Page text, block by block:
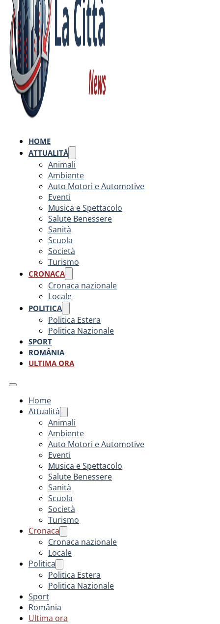
HOME
ATTUALITÀ
Animali
Ambiente
Auto Motori e Automotive
Eventi
Musica e Spettacolo
Salute Benessere
Sanità
Scuola
Società
Turismo
CRONACA
Cronaca nazionale
Locale
POLITICA
Politica Estera
Politica Nazionale
SPORT
ROMÂNIA
ULTIMA ORA
Home
Attualità
Animali
Ambiente
Auto Motori e Automotive
Eventi
Musica e Spettacolo
Salute Benessere
Sanità
Scuola
Società
Turismo
Cronaca
Cronaca nazionale
Locale
Politica
Politica Estera
Politica Nazionale
Sport
România
Ultima ora